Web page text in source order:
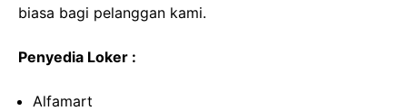
biasa bagi pelanggan kami.
Penyedia Loker :
Alfamart